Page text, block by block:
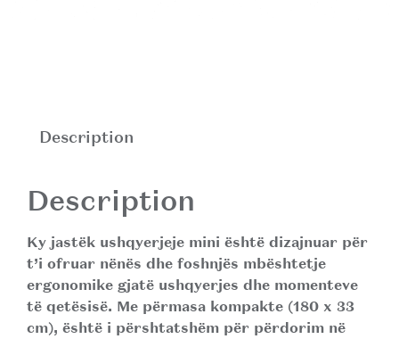
Description
Description
Ky jastëk ushqyerjeje mini është dizajnuar për
t’i ofruar nënës dhe foshnjës mbështetje
ergonomike gjatë ushqyerjes dhe momenteve
të qetësisë. Me përmasa kompakte (180 x 33
cm), është i përshtatshëm për përdorim në